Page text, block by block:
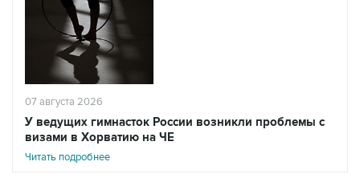
07 августа 2026
У ведущих гимнасток России возникли проблемы с
визами в Хорватию на ЧЕ
Читать подробнее